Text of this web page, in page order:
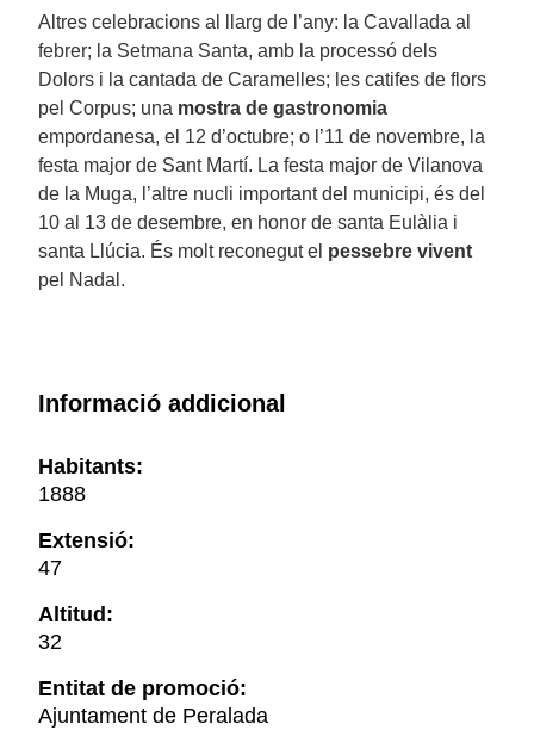
Altres celebracions al llarg de l’any: la Cavallada al
febrer; la Setmana Santa, amb la processó dels
Dolors i la cantada de Caramelles; les catifes de flors
pel Corpus; una mostra de gastronomia
empordanesa, el 12 d’octubre; o l’11 de novembre, la
festa major de Sant Martí. La festa major de Vilanova
de la Muga, l’altre nucli important del municipi, és del
10 al 13 de desembre, en honor de santa Eulàlia i
santa Llúcia. És molt reconegut el pessebre vivent
pel Nadal.
Informació addicional
Habitants:
1888
Extensió:
47
Altitud:
32
Entitat de promoció:
Ajuntament de Peralada